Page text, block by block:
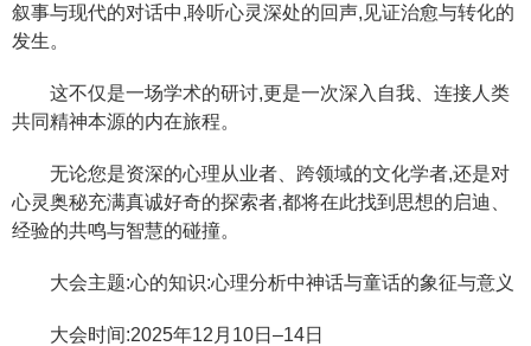
叙事与现代的对话中,聆听心灵深处的回声,见证治愈与转化的
发生。
这不仅是一场学术的研讨,更是一次深入自我、连接人类
共同精神本源的内在旅程。
无论您是资深的心理从业者、跨领域的文化学者,还是对
心灵奥秘充满真诚好奇的探索者,都将在此找到思想的启迪、
经验的共鸣与智慧的碰撞。
大会主题:心的知识:心理分析中神话与童话的象征与意义
大会时间:2025年12月10日–14日